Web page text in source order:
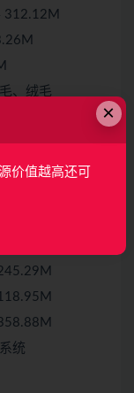
312.12M
、绒毛
统
×
价值越高还可